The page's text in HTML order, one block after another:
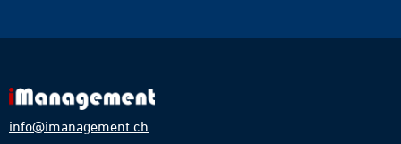
info@imanagement.ch